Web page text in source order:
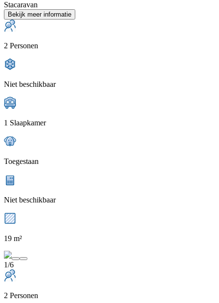
Stacaravan
Bekijk meer informatie
2 Personen
Niet beschikbaar
1 Slaapkamer
Toegestaan
Niet beschikbaar
19 m²
1/6
2 Personen